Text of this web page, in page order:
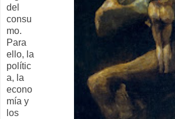
del
consu
mo.
Para
ello, la
polític
a, la
econo
mía y
los